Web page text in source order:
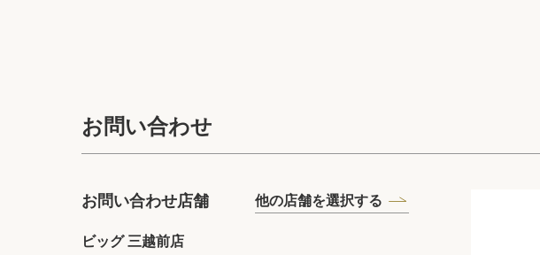
お問い合わせ
お問い合わせ店舗 他の店舗を選択する
ビッグ 三越前店